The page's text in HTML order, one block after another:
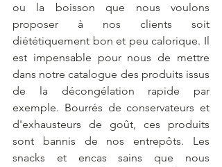
ou la boisson que nous voulons
proposer à nos clients soit
diététiquement bon et peu calorique. Il
est impensable pour nous de mettre
dans notre catalogue des produits issus
de la décongélation rapide par
exemple. Bourrés de conservateurs et
d'exhausteurs de goût, ces produits
sont bannis de nos entrepôts. Les
snacks et encas sains que nous